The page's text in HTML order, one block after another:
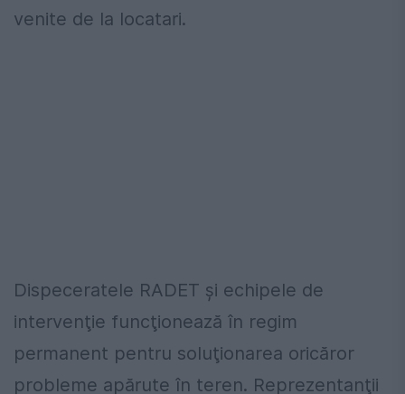
venite de la locatari.
Dispeceratele RADET şi echipele de
intervenţie funcţionează în regim
permanent pentru soluţionarea oricăror
probleme apărute în teren. Reprezentanţii